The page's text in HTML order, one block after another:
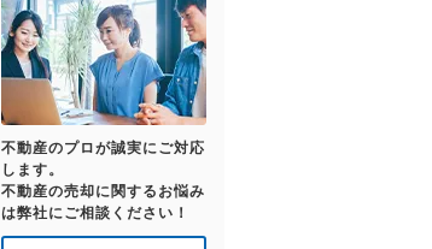
不動産のプロが誠実にご対応
します。
不動産の売却に関するお悩み
は弊社にご相談ください！